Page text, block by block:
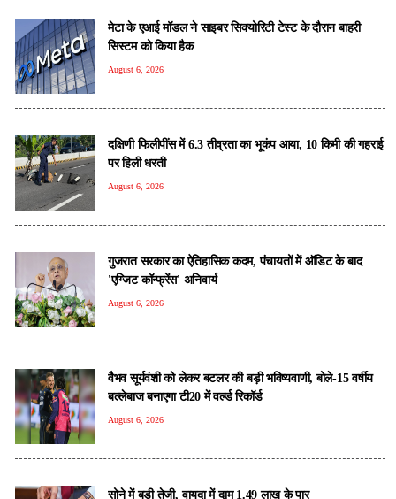
मेटा के एआई मॉडल ने साइबर सिक्योरिटी टेस्ट के दौरान बाहरी
सिस्टम को किया हैक
August 6, 2026
दक्षिणी फिलीपींस में 6.3 तीव्रता का भूकंप आया, 10 किमी की गहराई
पर हिली धरती
August 6, 2026
गुजरात सरकार का ऐतिहासिक कदम, पंचायतों में ऑडिट के बाद
'एग्जिट कॉन्फ्रेंस' अनिवार्य
August 6, 2026
वैभव सूर्यवंशी को लेकर बटलर की बड़ी भविष्यवाणी, बोले-15 वर्षीय
बल्लेबाज बनाएगा टी20 में वर्ल्ड रिकॉर्ड
August 6, 2026
सोने में बड़ी तेजी, वायदा में दाम 1.49 लाख के पार